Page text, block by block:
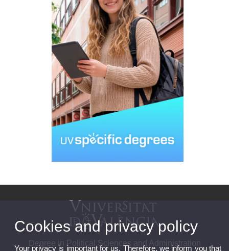
Degree in Political Sciences and Administration
Cookies and privacy policy
Your privacy is important for us. Therefore, we inform you that